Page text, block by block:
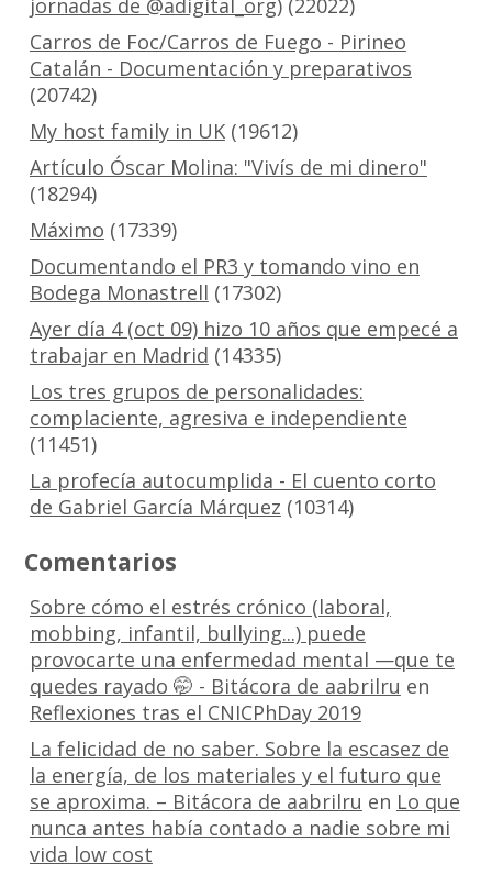
jornadas de @adigital_org)(22022)
Carros de Foc/Carros de Fuego - Pirineo
Catalán - Documentación y preparativos
(20742)
My host family in UK(19612)
Artículo Óscar Molina: "Vivís de mi dinero"
(18294)
Máximo (17339)
Documentando el PR3 y tomando vino en
Bodega Monastrell (17302)
Ayer día 4 (oct 09) hizo 10 años que empecé a
trabajar en Madrid (14335)
Los tres grupos de personalidades:
complaciente, agresiva e independiente
(11451)
La profecía autocumplida - El cuento corto
de Gabriel García Márquez (10314)
Comentarios
Sobre cómo el estrés crónico (laboral,
mobbing, infantil, bullying...) puede
provocarte una enfermedad mental —que te
quedes rayado 🤭 - Bitácora de aabrilru en
Reflexiones tras el CNICPhDay 2019
La felicidad de no saber. Sobre la escasez de
la energía, de los materiales y el futuro que
se aproxima. – Bitácora de aabrilru en Lo que
nunca antes había contado a nadie sobre mi
vida low cost